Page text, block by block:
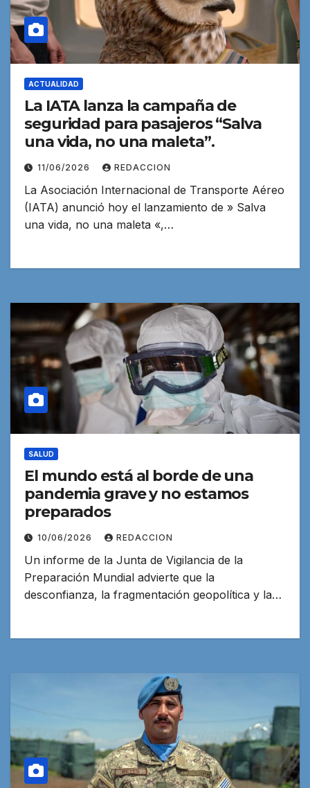
ACTUALIDAD
La IATA lanza la campaña de
seguridad para pasajeros “Salva
una vida, no una maleta”.
11/06/2026 REDACCION
La Asociación Internacional de Transporte Aéreo
(IATA) anunció hoy el lanzamiento de » Salva
una vida, no una maleta «,…
SALUD
El mundo está al borde de una
pandemia grave y no estamos
preparados
10/06/2026 REDACCION
Un informe de la Junta de Vigilancia de la
Preparación Mundial advierte que la
desconfianza, la fragmentación geopolítica y la…